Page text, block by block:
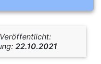
Veröffentlicht:
22.10.2021